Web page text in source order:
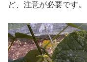
ど、注意が必要です。